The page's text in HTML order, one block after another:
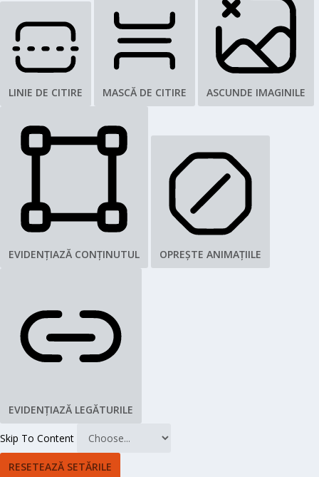
LINIE DE CITIRE MASCĂ DE CITIRE ASCUNDE IMAGINILE
EVIDENȚIAZĂ CONȚINUTUL OPREȘTE ANIMAȚIILE
EVIDENȚIAZĂ LEGĂTURILE
Skip To Content
RESETEAZĂ SETĂRILE